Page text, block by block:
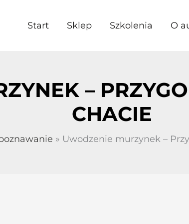
Start Sklep Szkolenia O
–
CHACIE
Uwodzenie murzynek –